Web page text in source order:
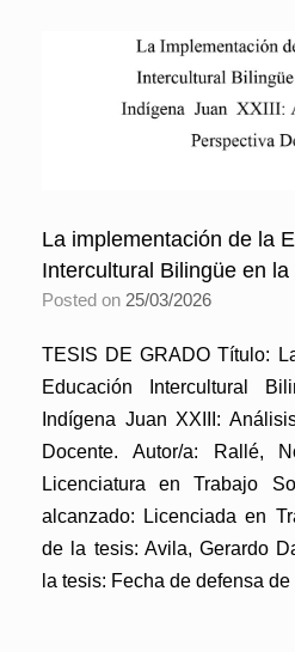
La implementación de la
Intercultural Bilingüe en
Posted on 25/03/2026
TESIS DE GRADO Título:
Educación Intercultural
Indígena Juan XXIII:
Docente. Autor/a: Rallé,
Licenciatura en Trabajo
alcanzado: Licenciada en
de la tesis: Avila, Gerardo
la tesis: Fecha de defensa